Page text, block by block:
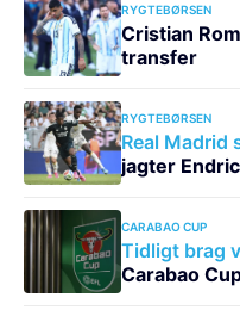
RYGTEBØRSEN
Cristian
transfer
RYGTEBØRSEN
Real Madrid
jagter
CARABAO CUP
Tidligt brag
Carabao